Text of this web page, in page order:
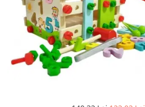
Numerologie
Paranormal
Parapsihologie
Ramtha
Audiobook